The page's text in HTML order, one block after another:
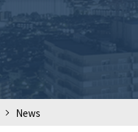
>
News